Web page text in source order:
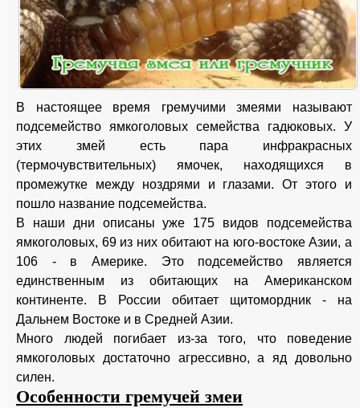
В настоящее время гремучими змеями называют
подсемейство ямкоголовых семейства гадюковых. У
этих змей есть пара инфракрасных
(термочувствительных) ямочек, находящихся в
промежутке между ноздрями и глазами. От этого и
пошло название подсемейства.
В наши дни описаны уже 175 видов подсемейства
ямкоголовых, 69 из них обитают на юго-востоке Азии, а
106 - в Америке. Это подсемейство является
единственным из обитающих на Американском
континенте. В России обитает щитомордник - на
Дальнем Востоке и в Средней Азии.
Много людей погибает из-за того, что поведение
ямкоголовых достаточно агрессивно, а яд довольно
силен.
Особенности гремучей змеи